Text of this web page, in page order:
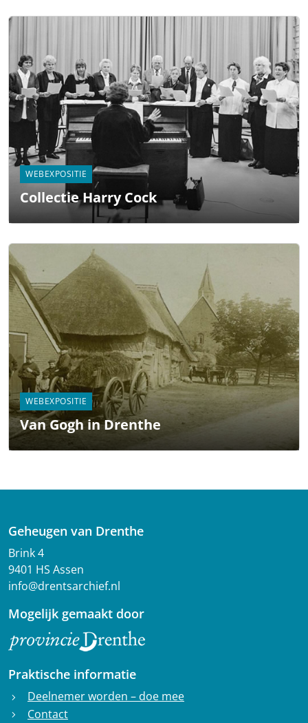
WEBEXPOSITIE
Collectie Harry Cock
WEBEXPOSITIE
Van Gogh in Drenthe
Geheugen van Drenthe
Brink 4
9401 HS Assen
info@drentsarchief.nl
Mogelijk gemaakt door
Praktische informatie
chevron_right Deelnemer worden – doe mee
chevron_right Contact